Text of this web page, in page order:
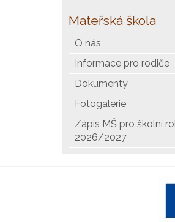
Mateřská škola
O nás
Informace pro rodiče
Dokumenty
Fotogalerie
Zápis MŠ pro školní
2026/2027